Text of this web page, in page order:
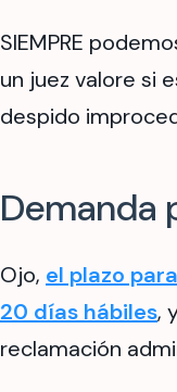
SIEMPRE
un juez valore si
despido
Demanda
Ojo, el plazo
20 días hábiles,
reclamación